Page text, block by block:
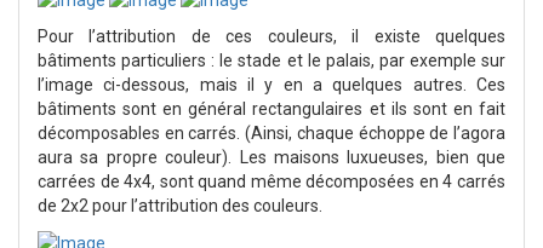
Pour l’attribution de ces couleurs, il existe quelques
bâtiments particuliers : le stade et le palais, par exemple sur
l’image ci-dessous, mais il y en a quelques autres. Ces
bâtiments sont en général rectangulaires et ils sont en fait
décomposables en carrés. (Ainsi, chaque échoppe de l’agora
aura sa propre couleur). Les maisons luxueuses, bien que
carrées de 4x4, sont quand même décomposées en 4 carrés
de 2x2 pour l’attribution des couleurs.